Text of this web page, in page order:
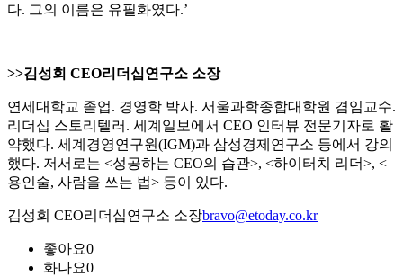
다. 그의 이름은 유필화였다.’
>>김성회 CEO리더십연구소 소장
연세대학교 졸업. 경영학 박사. 서울과학종합대학원 겸임교수.
리더십 스토리텔러. 세계일보에서 CEO 인터뷰 전문기자로 활
약했다. 세계경영연구원(IGM)과 삼성경제연구소 등에서 강의
했다. 저서로는 <성공하는 CEO의 습관>, <하이터치 리더>, <
용인술, 사람을 쓰는 법> 등이 있다.
김성회 CEO리더십연구소 소장bravo@etoday.co.kr
좋아요0
화나요0